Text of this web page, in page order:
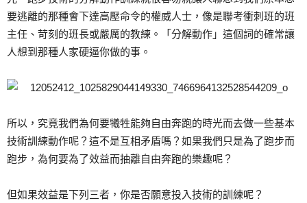
要逃離的那種會下達高壓命令的權威人士，像是聯考衝刺班的班
主任、苛刻的班長或嚴厲的教練。「分解動作」這個詞的確常讓
人想到那種人家硬逼你做的事。
所以，究竟我們為何要犧牲能夠自由奔跑的時光而去做一些基本
技術訓練動作呢？這不是互相矛盾嗎？如果我們只是為了跑步而
跑步，為何要為了效益而抽離自由奔跑的樂趣呢？
但如果效益是下列三者，你是否願意投入技術的訓練呢？